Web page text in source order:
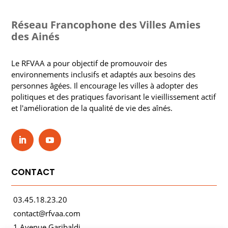
Réseau Francophone des Villes Amies
des Ainés
Le RFVAA a pour objectif de promouvoir des
environnements inclusifs et adaptés aux besoins des
personnes âgées. Il encourage les villes à adopter des
politiques et des pratiques favorisant le vieillissement actif
et l'amélioration de la qualité de vie des aînés.
CONTACT
03.45.18.23.20
contact@rfvaa.com